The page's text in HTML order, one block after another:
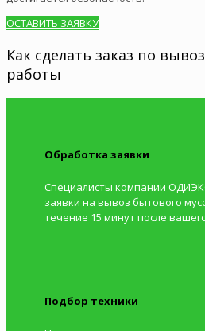
ОСТАВИТЬ ЗАЯВКУ
Как сделать заказ по
работы
Обработка заявки
Специалисты компании
заявки на вывоз бытового
течение 15 минут после
Подбор техники